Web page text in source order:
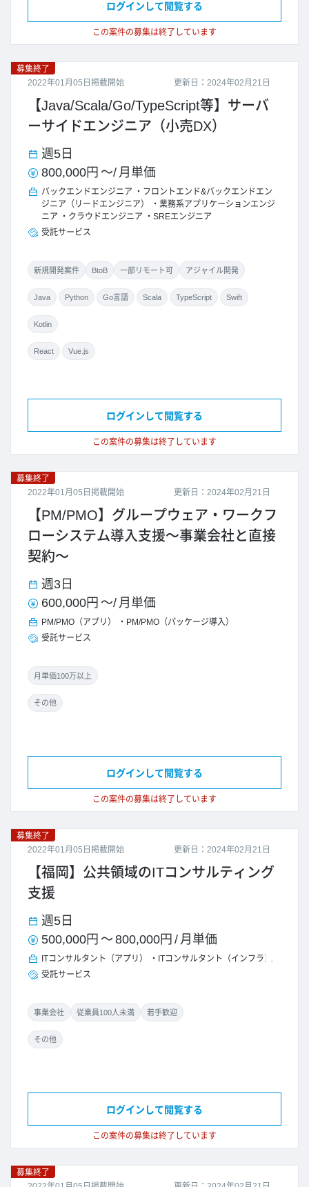
この案件の募集は終了しています
ログインして閲覧する
更新日：2024年02月21日
募集終了
2022年01月05日掲載開始
【Java/Scala/Go/TypeScript等】サーバ
ーサイドエンジニア（小売DX）
週5日
800,000円 ～/ 月単価
バックエンドエンジニア
フロントエンド&バックエンドエン
ジニア（リードエンジニア）
業務系アプリケーションエンジ
ニア
クラウドエンジニア
SREエンジニア
受託サービス
新規開発案件 BtoB 一部リモート可 アジャイル開発
Java Python Go言語 Scala TypeScript Swift
Kotlin
React Vue.js
この案件の募集は終了しています
ログインして閲覧する
更新日：2024年02月21日
募集終了
2022年01月05日掲載開始
【PM/PMO】グループウェア・ワークフ
ローシステム導入支援～事業会社と直接
契約～
週3日
600,000円 ～/ 月単価
PM/PMO（アプリ）
PM/PMO（パッケージ導入）
受託サービス
月単価100万以上
その他
この案件の募集は終了しています
ログインして閲覧する
更新日：2024年02月21日
募集終了
2022年01月05日掲載開始
【福岡】公共領域のITコンサルティング
支援
週5日
500,000円 ～ 800,000円 / 月単価
ITコンサルタント（アプリ）
ITコンサルタント（インフラ）
受託サービス
事業会社 従業員100人未満 若手歓迎
その他
この案件の募集は終了しています
ログインして閲覧する
募集終了